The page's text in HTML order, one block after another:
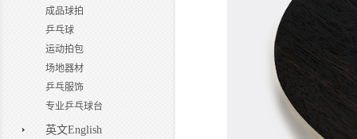
成品球拍
乒乓球
运动拍包
场地器材
乒乓服饰
专业乒乓球台
英文English